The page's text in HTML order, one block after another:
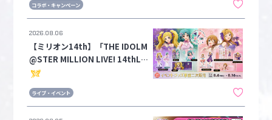
ートし、「ツアーモード」やオリ
ジナル楽曲『→→→SP』が登
場！
コラボ・キャンペーン
【ミリオン14th】「THE IDOLM
@STER MILLION LIVE! 14thLIV
E」イベントグッズ事前二次販売
販売のためお見逃しなく！
ライブ・イベント
2026.08.06